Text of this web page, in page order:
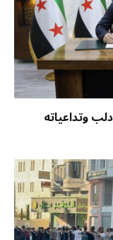
وتداعياته